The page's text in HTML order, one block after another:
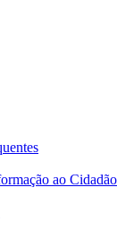
ao Cidadão